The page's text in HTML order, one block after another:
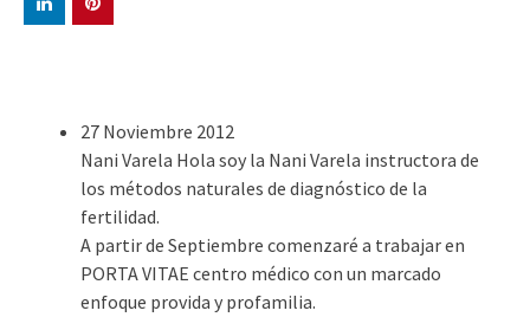
27 Noviembre 2012
Nani Varela Hola soy la Nani Varela instructora de
los métodos naturales de diagnóstico de la
fertilidad.
A partir de Septiembre comenzaré a trabajar en
PORTA VITAE centro médico con un marcado
enfoque provida y profamilia.